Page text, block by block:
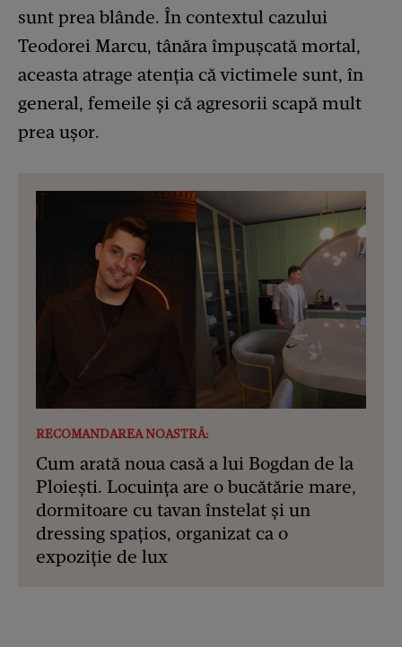
sunt prea blânde. În contextul cazului
Teodorei Marcu, tânăra împușcată mortal,
aceasta atrage atenția că victimele sunt, în
general, femeile și că agresorii scapă mult
prea ușor.
RECOMANDAREA NOASTRĂ:
Cum arată noua casă a lui Bogdan de la
Ploiești. Locuința are o bucătărie mare,
dormitoare cu tavan înstelat și un
dressing spațios, organizat ca o
expoziție de lux